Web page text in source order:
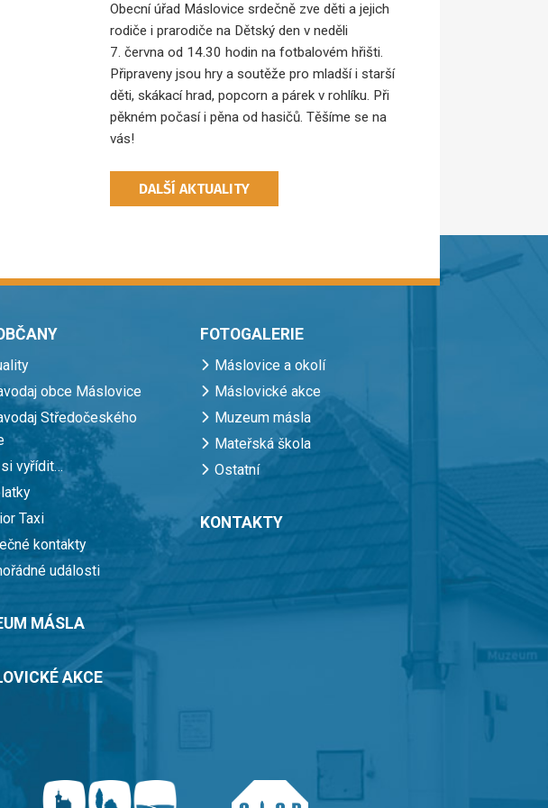
Obecní úřad Máslovice srdečně zve děti a jejich
rodiče i prarodiče na Dětský den v neděli
7. června od 14.30 hodin na fotbalovém hřišti.
Připraveny jsou hry a soutěže pro mladší i starší
děti, skákací hrad, popcorn a párek v rohlíku. Při
pěkném počasí i pěna od hasičů. Těšíme se na
vás!
DALŠÍ AKTUALITY
obce Máslovice
Středočeského
vyřídit…
Taxi
kontakty
události
MÁSLA
AKCE
FOTOGALERIE
Máslovice a okolí
Máslovické akce
Muzeum másla
Mateřská škola
Ostatní
KONTAKTY